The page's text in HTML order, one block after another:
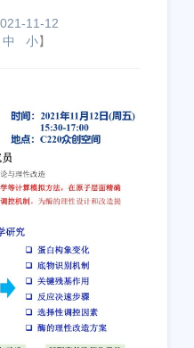
11-12
中 小】